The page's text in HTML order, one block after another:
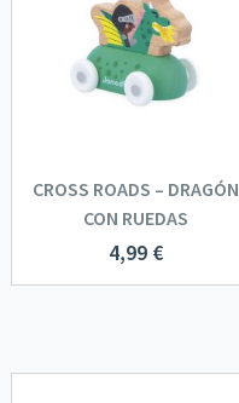
CROSS ROADS – DRAGÓN
CON RUEDAS
4,99 €